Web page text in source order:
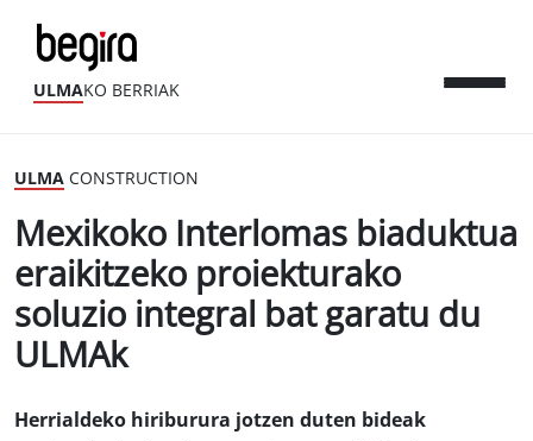
ULMAKO BERRIAK
ULMA CONSTRUCTION
Mexikoko Interlomas biaduktua
eraikitzeko proiekturako
soluzio integral bat garatu du
ULMAk
Herrialdeko hiriburura jotzen duten bideak